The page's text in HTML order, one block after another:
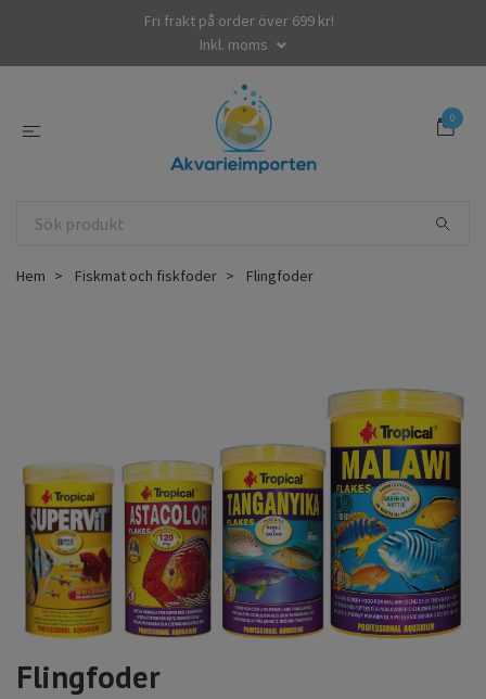
Fri frakt på order över 699 kr!
Inkl. moms
0
Hem Fiskmat och fiskfoder Flingfoder
Flingfoder